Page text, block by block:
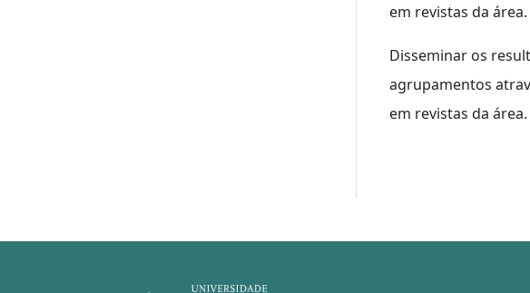
em revistas da área.
Disseminar os
agrupamentos
em revistas da área.